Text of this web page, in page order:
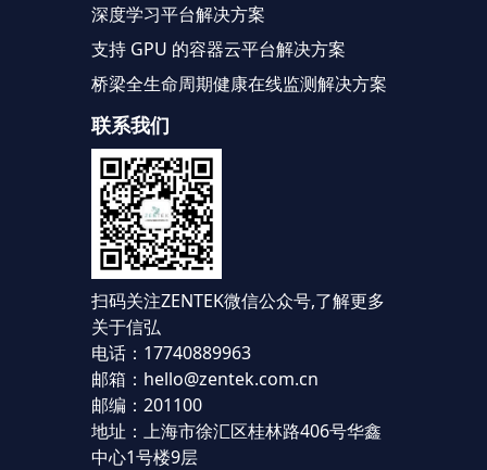
深度学习平台解决方案
支持 GPU 的容器云平台解决方案
桥梁全生命周期健康在线监测解决方案
联系我们
扫码关注ZENTEK微信公众号,了解更多
关于信弘
电话：17740889963
邮箱：hello@zentek.com.cn
邮编：201100
地址：上海市徐汇区桂林路406号华鑫
中心1号楼9层